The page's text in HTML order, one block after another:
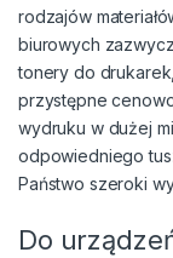
rodzajów
biurowych
tonery do
przystępne
wydruku w dużej
odpowiedniego
Państwo szeroki
Do